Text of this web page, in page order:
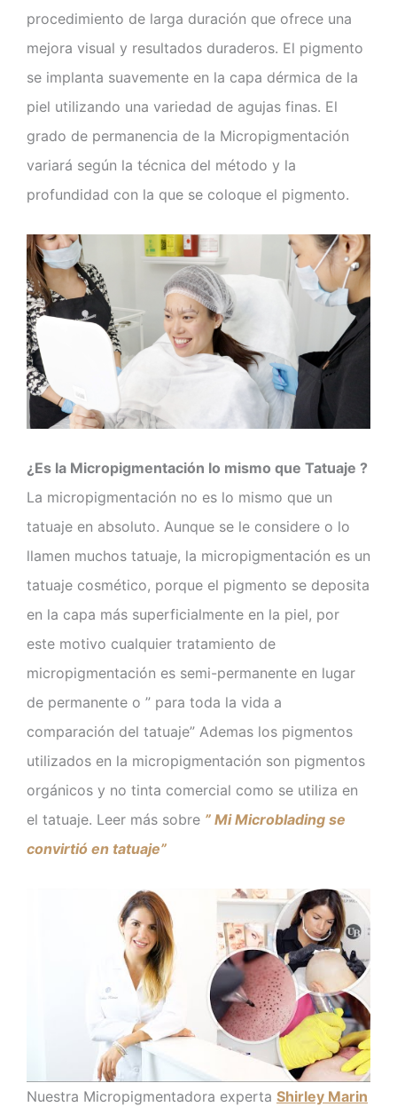
procedimiento de larga duración que ofrece una
mejora visual y resultados duraderos. El pigmento
se implanta suavemente en la capa dérmica de la
piel utilizando una variedad de agujas finas. El
grado de permanencia de la Micropigmentación
variará según la técnica del método y la
profundidad con la que se coloque el pigmento.
¿Es la Micropigmentación lo mismo que Tatuaje ?
La micropigmentación no es lo mismo que un
tatuaje en absoluto. Aunque se le considere o lo
llamen muchos tatuaje, la micropigmentación es un
tatuaje cosmético, porque el pigmento se deposita
en la capa más superficialmente en la piel, por
este motivo cualquier tratamiento de
micropigmentación es semi-permanente en lugar
de permanente o ” para toda la vida a
comparación del tatuaje” Ademas los pigmentos
utilizados en la micropigmentación son pigmentos
orgánicos y no tinta comercial como se utiliza en
el tatuaje. Leer más sobre ” Mi Microblading se
convirtió en tatuaje”
Nuestra Micropigmentadora experta Shirley Marin